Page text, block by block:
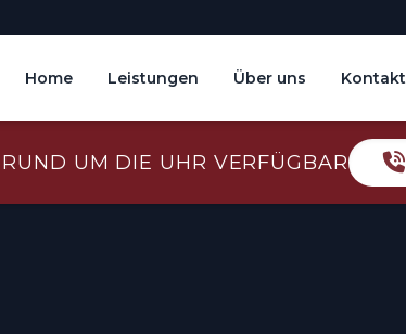
Home Leistungen Über uns Kontakt
UM DIE UHR VERFÜGBAR